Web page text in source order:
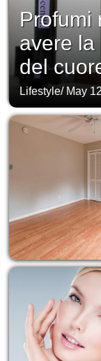
Profumi
avere la
del
Lifestyle/ May